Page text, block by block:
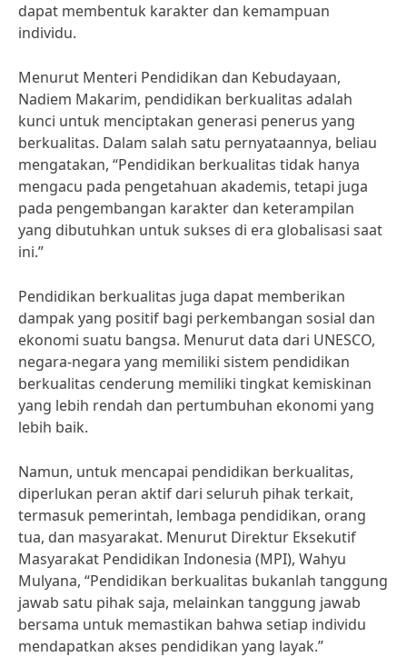
dapat membentuk karakter dan kemampuan
individu.
Menurut Menteri Pendidikan dan Kebudayaan,
Nadiem Makarim, pendidikan berkualitas adalah
kunci untuk menciptakan generasi penerus yang
berkualitas. Dalam salah satu pernyataannya, beliau
mengatakan, “Pendidikan berkualitas tidak hanya
mengacu pada pengetahuan akademis, tetapi juga
pada pengembangan karakter dan keterampilan
yang dibutuhkan untuk sukses di era globalisasi saat
ini.”
Pendidikan berkualitas juga dapat memberikan
dampak yang positif bagi perkembangan sosial dan
ekonomi suatu bangsa. Menurut data dari UNESCO,
negara-negara yang memiliki sistem pendidikan
berkualitas cenderung memiliki tingkat kemiskinan
yang lebih rendah dan pertumbuhan ekonomi yang
lebih baik.
Namun, untuk mencapai pendidikan berkualitas,
diperlukan peran aktif dari seluruh pihak terkait,
termasuk pemerintah, lembaga pendidikan, orang
tua, dan masyarakat. Menurut Direktur Eksekutif
Masyarakat Pendidikan Indonesia (MPI), Wahyu
Mulyana, “Pendidikan berkualitas bukanlah tanggung
jawab satu pihak saja, melainkan tanggung jawab
bersama untuk memastikan bahwa setiap individu
mendapatkan akses pendidikan yang layak.”